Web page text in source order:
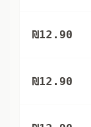
₪12.90
₪12.90